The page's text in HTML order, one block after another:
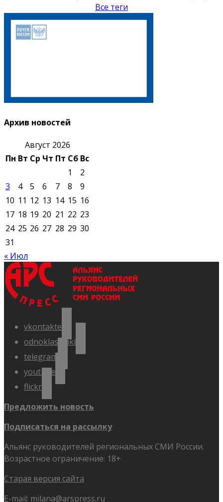
Все теги
Архив новостей
Август 2026
Пн Вт Ср Чт Пт Сб Вс
1
2
3
4 5 6 7 8
9
10 11 12 13 14 15 16
17 18 19 20 21 22 23
24 25 26 27 28 29 30
31
« Июл
vkontakte
odnoklassniki
telegram
youtube
flickr
Предложить новость
Подписаться на рассылку
Альянс руководителей региональных СМИ России.
Возрастное ограничение: 18+
Старая версия сайта
E-mail: milana@arspress.ru